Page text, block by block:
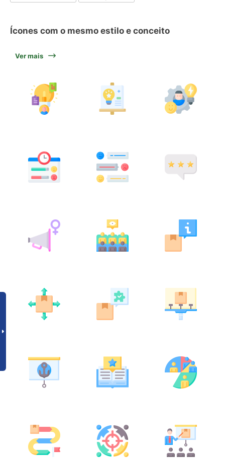
Ícones com o mesmo estilo e conceito
Ver mais